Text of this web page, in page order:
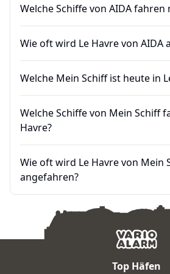
Welche Schiffe von AIDA fahren
Wie oft wird Le Havre von AIDA
Welche Mein Schiff ist heute in
Welche Schiffe von Mein Schiff
Havre?
Wie oft wird Le Havre von Mein
angefahren?
Top Häfen